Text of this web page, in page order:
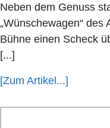
Neben dem Genuss
„Wünschewagen“
Bühne einen Scheck
[...]
[Zum Artikel...]